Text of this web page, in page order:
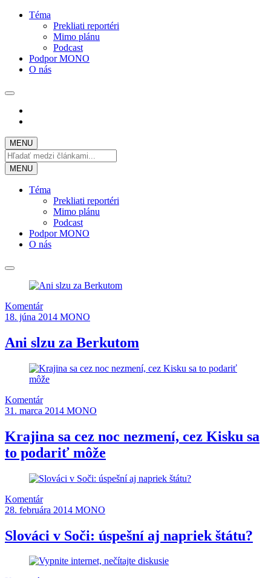
Téma
Prekliati reportéri
Mimo plánu
Podcast
Podpor MONO
O nás
MENU
MENU
Téma
Prekliati reportéri
Mimo plánu
Podcast
Podpor MONO
O nás
Komentár
18. júna 2014 MONO
Ani slzu za Berkutom
Komentár
31. marca 2014 MONO
Krajina sa cez noc nezmení, cez Kisku sa
to podariť môže
Komentár
28. februára 2014 MONO
Slováci v Soči: úspešní aj napriek štátu?